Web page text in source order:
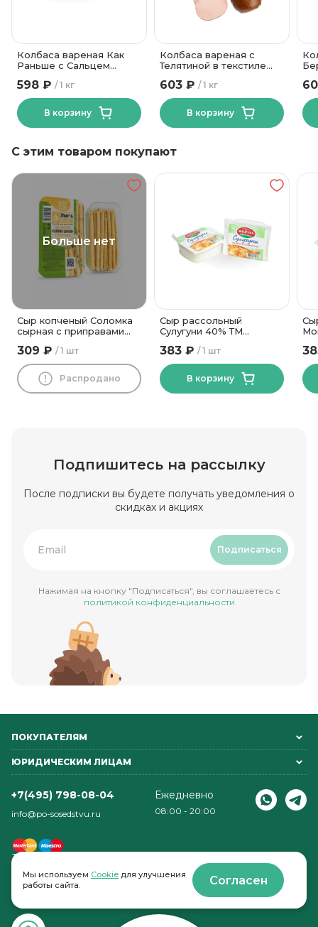
от +2 до +4
Бренд
Брестский
мясокомбинат
Вид упаковки
Газовая среда
Колбаса вареная Как
Раньше с Сальцем
1 кг
598 ₽
В корзину
Колбаса вареная с
Телятиной в текстиле
1 кг
603 ₽
В корзину
С этим товаром покупают
Больше нет
Сыр копченый Соломка
сырная с приправами
Дары
1 шт
309 ₽
Распродано
Сыр рассольный
Сулугуни 40% ТМ
гр
1 шт
383 ₽
В корзину
гр
Подпишитесь на рассылку
После подписки вы будете получать уведомления о
скидках и акциях
Подписаться
Нажимая на кнопку "Подписаться", вы соглашаетесь с
политикой конфиденциальности
ПОКУПАТЕЛЯМ
ЮРИДИЧЕСКИМ ЛИЦАМ
+7(495) 798-08-04
info@po-sosedstvu.ru
Ежедневно
08:00 - 20:00
© 2022-2026 . По соседству
Мы используем Cookie для улучшения
работы сайта.
Согласен